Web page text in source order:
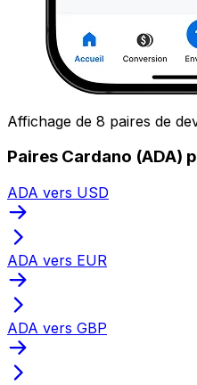
Affichage de 8 paires de
Paires Cardano (ADA)
ADA vers USD
ADA vers EUR
ADA vers GBP